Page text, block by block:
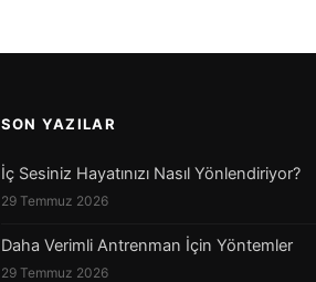
SON YAZILAR
İç Sesiniz Hayatınızı Nasıl Yönlendiriyor?
29 Temmuz 2026
Daha Verimli Antrenman İçin Yöntemler
29 Temmuz 2026